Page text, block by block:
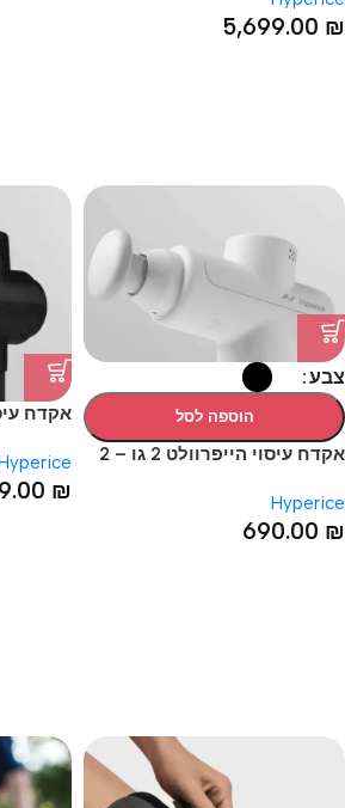
5,699.00 ₪
צבע
הוספה לסל
אקדח עיסוי הייפרוולט 2 גו – 2
Hyperice
690.00 ₪
Hyperice
₪